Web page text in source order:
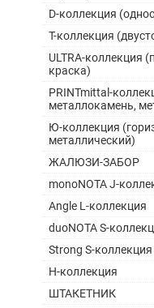
D-коллекция
Т-коллекция
ULTRA-коллекция
краска)
PRINTmittal-
металлокамень,
Ю-коллекция
металлический)
ЖАЛЮЗИ-ЗАБОР
monoNOTA J-
Angle L-коллекция
duoNOTA S-
Strong S-коллекция
H-коллекция
ШТАКЕТНИК